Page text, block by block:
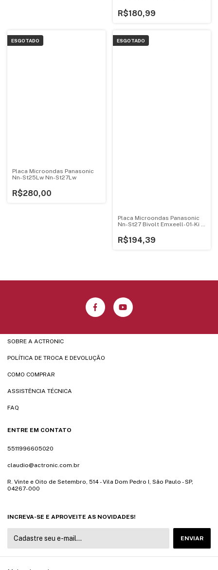
R$180,99
ESGOTADO
Placa Microondas Panasonic
Nn-St25Lw Nn-St27Lw
R$280,00
ESGOTADO
Placa Microondas Panasonic
Nn-St27 Bivolt Emxeell-01-Ki -
R$194,39
SOBRE A ACTRONIC
POLÍTICA DE TROCA E DEVOLUÇÃO
COMO COMPRAR
ASSISTÊNCIA TÉCNICA
FAQ
ENTRE EM CONTATO
5511996605020
claudio@actronic.com.br
R. Vinte e Oito de Setembro, 514 - Vila Dom Pedro I, São Paulo - SP,
04267-000
INCREVA-SE E APROVEITE AS NOVIDADES!